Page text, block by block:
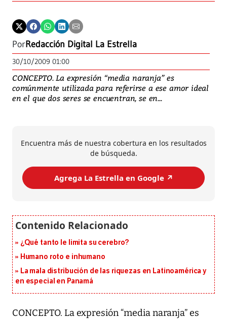
PorRedacción Digital La Estrella
30/10/2009 01:00
CONCEPTO. La expresión “media naranja” es
comúnmente utilizada para referirse a ese amor ideal
en el que dos seres se encuentran, se en...
Encuentra más de nuestra cobertura en los resultados
de búsqueda.
Agrega La Estrella en Google ↗️
¿Qué tanto le limita su cerebro?
Humano roto e inhumano
La mala distribución de las riquezas en Latinoamérica y
en especial en Panamá
CONCEPTO. La expresión “media naranja” es